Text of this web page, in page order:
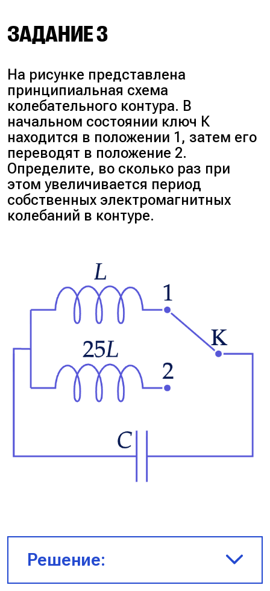
$\nu_1 = \frac{1}{T_1}$
с.
$\nu_1 = \frac{1}{20} = 0,05$ Гц
Запишем формулу Томсона:
$T \downarrow \text{в }4 = 2\pi
\sqrt{\downarrow_{\text{в } 16}
LC}$, при уменьшении
уменьшится в 4 раза.
По формуле $\uparrow_{\text{в
}4} \nu = \frac{1}{T
\downarrow_{\text{в }4}}$
частота увеличится в 4 раза,
$\Rightarrow \nu_2 = 4\nu_1 = 4
\cdot 0,05 = 0,2$ Гц.
ЗАДАНИЕ 3
На рисунке представлена
принципиальная схема
колебательного контура. В
начальном состоянии ключ К
находится в положении 1, затем его
переводят в положение 2.
Определите, во сколько раз при
этом увеличивается период
собственных электромагнитных
колебаний в контуре.
Решение: